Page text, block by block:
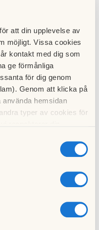
att din upplevelse av
möjligt. Vissa cookies
kontakt med dig som
ge förmånliga
för dig genom
Genom att klicka på
hemsidan
typer av cookies för
ett urval.
utfördes 2021.
ombyggnad av
av 9 helt nya
på parkeringen
med kodlås.
fiber med
med